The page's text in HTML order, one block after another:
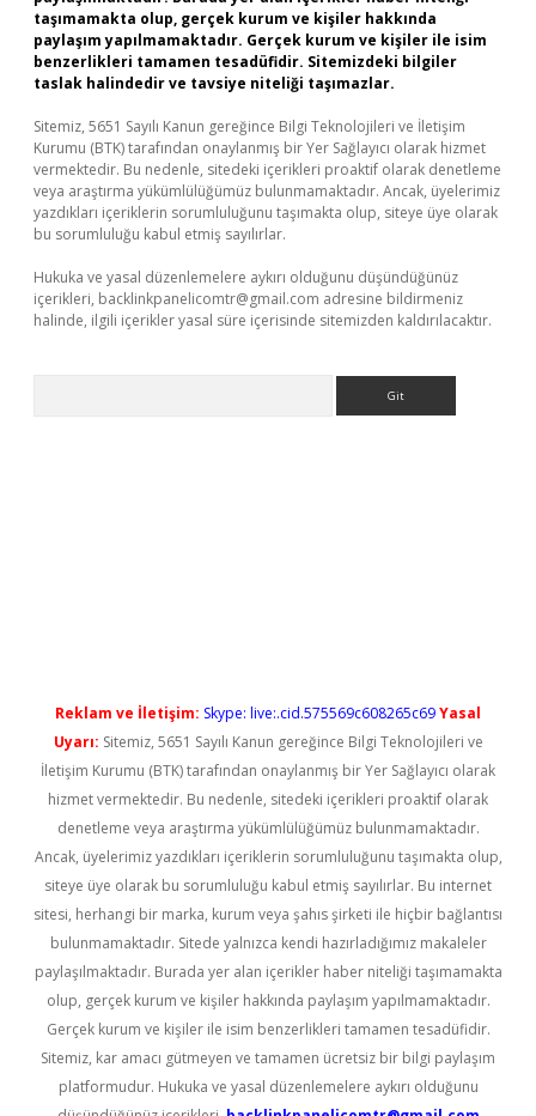
taşımamakta olup, gerçek kurum ve kişiler hakkında
paylaşım yapılmamaktadır. Gerçek kurum ve kişiler ile isim
benzerlikleri tamamen tesadüfidir. Sitemizdeki bilgiler
taslak halindedir ve tavsiye niteliği taşımazlar.
Sitemiz, 5651 Sayılı Kanun gereğince Bilgi Teknolojileri ve İletişim
Kurumu (BTK) tarafından onaylanmış bir Yer Sağlayıcı olarak hizmet
vermektedir. Bu nedenle, sitedeki içerikleri proaktif olarak denetleme
veya araştırma yükümlülüğümüz bulunmamaktadır. Ancak, üyelerimiz
yazdıkları içeriklerin sorumluluğunu taşımakta olup, siteye üye olarak
bu sorumluluğu kabul etmiş sayılırlar.
Hukuka ve yasal düzenlemelere aykırı olduğunu düşündüğünüz
içerikleri, backlinkpanelicomtr@gmail.com adresine bildirmeniz
halinde, ilgili içerikler yasal süre içerisinde sitemizden kaldırılacaktır.
Reklam ve İletişim: Skype: live:.cid.575569c608265c69Yasal
Uyarı: Sitemiz, 5651 Sayılı Kanun gereğince Bilgi Teknolojileri ve
İletişim Kurumu (BTK) tarafından onaylanmış bir Yer Sağlayıcı olarak
hizmet vermektedir. Bu nedenle, sitedeki içerikleri proaktif olarak
denetleme veya araştırma yükümlülüğümüz bulunmamaktadır.
Ancak, üyelerimiz yazdıkları içeriklerin sorumluluğunu taşımakta olup,
siteye üye olarak bu sorumluluğu kabul etmiş sayılırlar. Bu internet
sitesi, herhangi bir marka, kurum veya şahıs şirketi ile hiçbir bağlantısı
bulunmamaktadır. Sitede yalnızca kendi hazırladığımız makaleler
paylaşılmaktadır. Burada yer alan içerikler haber niteliği taşımamakta
olup, gerçek kurum ve kişiler hakkında paylaşım yapılmamaktadır.
Gerçek kurum ve kişiler ile isim benzerlikleri tamamen tesadüfidir.
Sitemiz, kar amacı gütmeyen ve tamamen ücretsiz bir bilgi paylaşım
platformudur. Hukuka ve yasal düzenlemelere aykırı olduğunu